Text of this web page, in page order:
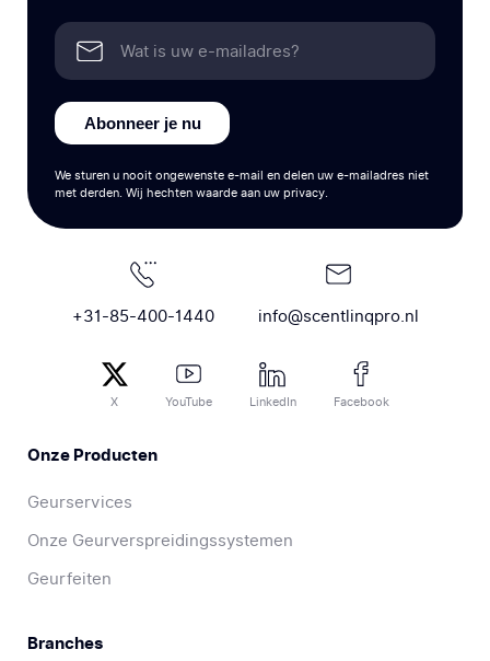
Abonneer je nu
We sturen u nooit ongewenste e-mail en delen uw e-mailadres niet
met derden. Wij hechten waarde aan uw privacy.
+31-85-400-1440 info@scentlinqpro.nl
X YouTube LinkedIn Facebook
Onze Producten
Geurservices
Onze Geurverspreidingssystemen
Geurfeiten
Branches